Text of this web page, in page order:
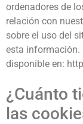
ordenadores de
relación con
sobre el uso del
esta información.
disponible en:
¿Cuánto
las